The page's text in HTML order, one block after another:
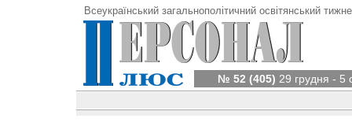
Всеукраїнський загальнополітичний освітянський
№ 52 (405) 29 грудня - 5